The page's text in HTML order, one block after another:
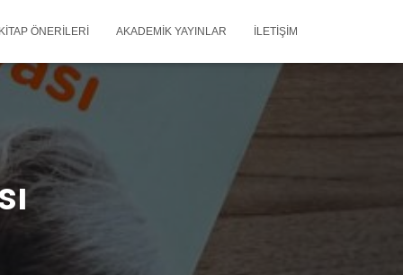
ÖNERILERI AKADEMIK YAYINLAR İLETIŞIM